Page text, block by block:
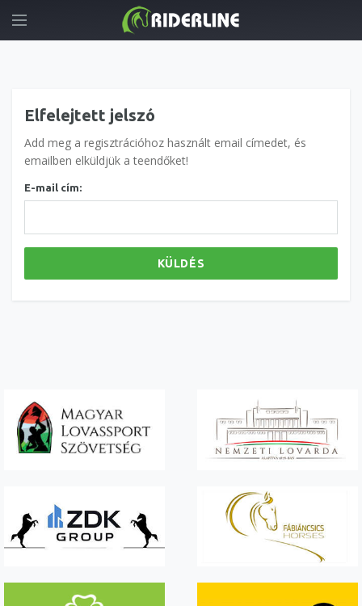
Elfelejtett jelszó
Add meg a regisztrációhoz használt email címedet, és
emailben elküldjük a teendőket!
E-mail cím:
KÜLDÉS